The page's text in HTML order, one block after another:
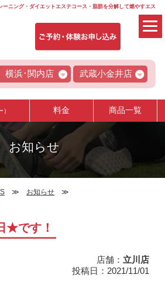
ニング・ダイエットエステコース・脂肪を分解して燃やすエス
横浜･関内店 武蔵小金井店
） 料金 商品一覧
お知らせ
お知らせ
★です！
店舗： 立川店
投稿日：2021/11/01